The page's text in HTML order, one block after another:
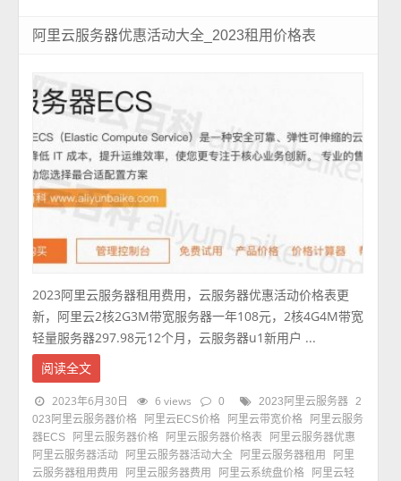
阿里云服务器优惠活动大全_2023租用价格表
2023阿里云服务器租用费用，云服务器优惠活动价格表更
新，阿里云2核2G3M带宽服务器一年108元，2核4G4M带宽
轻量服务器297.98元12个月，云服务器u1新用户 ...
阅读全文
2023年6月30日 6 views 0 2023阿里云服务器
2
023阿里云服务器价格
阿里云ECS价格 阿里云带宽价格
阿里云服务
器ECS
阿里云服务器价格 阿里云服务器价格表
阿里云服务器优惠
阿里云服务器活动
阿里云服务器活动大全 阿里云服务器租用
阿里
云服务器租用费用
阿里云服务器费用 阿里云系统盘价格
阿里云轻